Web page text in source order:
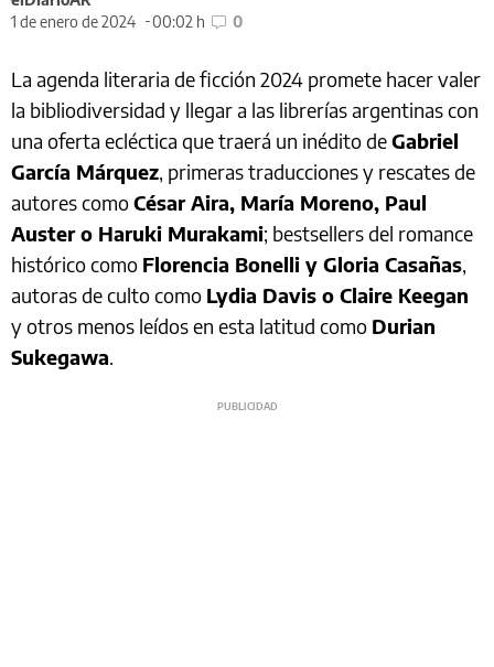
1 de enero de 2024
00:02 h 0
La agenda literaria de ficción 2024 promete hacer valer
la bibliodiversidad y llegar a las librerías argentinas con
una oferta ecléctica que traerá un inédito deGabriel
García Márquez, primeras traducciones y rescates de
autores comoCésar Aira, María Moreno, Paul
Auster o Haruki Murakami; bestsellers del romance
histórico como Florencia Bonelli y Gloria Casañas,
autoras de culto como Lydia Davis o Claire Keegan
y otros menos leídos en esta latitud como Durian
Sukegawa.